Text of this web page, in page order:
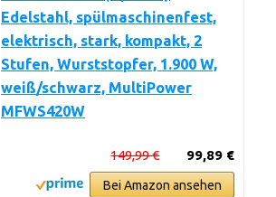
Edelstahl, spülmaschinenfest,
elektrisch, stark, kompakt, 2
Stufen, Wurststopfer, 1.900 W,
weiß/schwarz, MultiPower
MFWS420W
99,89 €
149,99 €
Bei Amazon ansehen